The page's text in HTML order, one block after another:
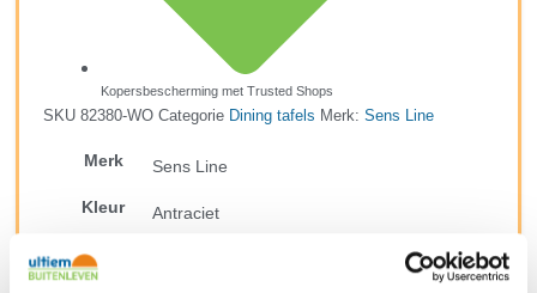
Kopersbescherming met Trusted Shops
SKU82380-WOCategorie Dining tafels Merk:Sens Line
Merk Sens Line
Kleur Antraciet
Kleur 2